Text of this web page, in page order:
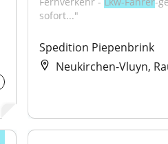
sofort..."
Spedition Piepenbrink
Neukirchen-Vluyn,